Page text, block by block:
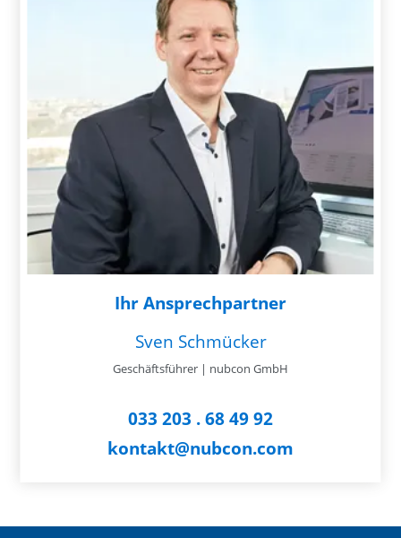
Ihr Ansprechpartner
Sven Schmücker
Geschäftsführer | nubcon GmbH
033 203 . 68 49 92
kontakt@nubcon.com